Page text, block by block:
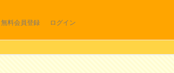
無料会員登録 ログイン